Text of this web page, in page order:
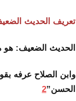
تعريف الحديث
الحديث الضعيف:
وابن الصلاح عرفه
الحسن”2